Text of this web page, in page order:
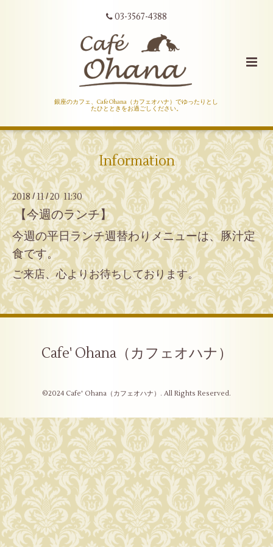
03-3567-4388
銀座のカフェ、Cafe Ohana（カフェオハナ）でゆったりとし
たひとときをお過ごしください。
Information
2018/11 /20 11:30
【今週のランチ】
今週の平日ランチ週替わりメニューは、豚汁定
食です。
ご来店、心よりお待ちしております。
Cafe' Ohana（カフェオハナ）
©2024 Cafe' Ohana（カフェオハナ） . All Rights Reserved.